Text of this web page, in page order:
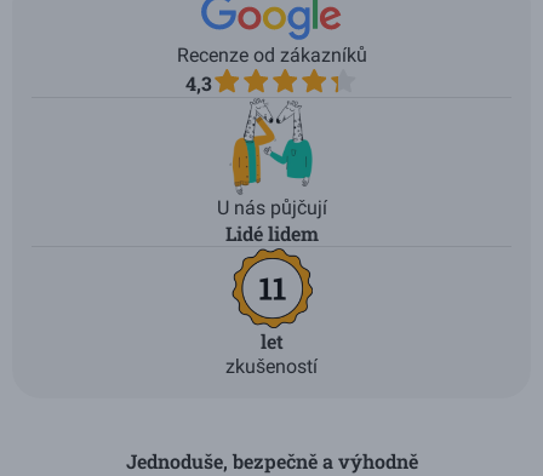
Recenze od zákazníků
4,3
U nás půjčují
Lidé lidem
let
zkušeností
Jednoduše, bezpečně a výhodně